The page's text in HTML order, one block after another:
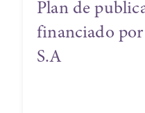
Plan de
financiado
S.A